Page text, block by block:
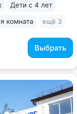
Выбрать
Дети с 4 лет
комната ещё 3